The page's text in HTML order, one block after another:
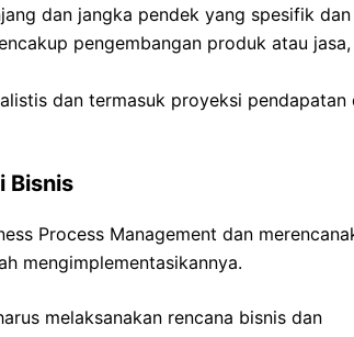
dan jangka pendek yang spesifik
pengembangan produk atau jasa,
dan termasuk proyeksi pendapatan
Bisnis
Process Management dan
mengimplementasikannya.
melaksanakan rencana bisnis dan